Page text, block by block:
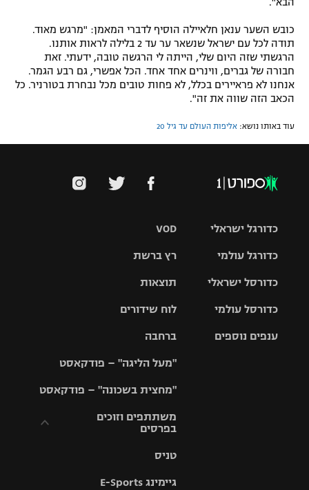
כובש השער ענאן חלאיילה הוסיף לדברי המאמן: "מרגש מאוד.
תודה לכל עם ישראל שנשאר ער עד 2 בלילה לראות אותנו.
הרגשתי שזה היום שלי, הייתה לי הרגשה טובה, ידעתי. זאת
חבורה של גברים, ווינרים אחד אחד. הכל אפשרי, גם רבע הגמר.
אנחנו לא פראיירים בכלל, לא פחות טובים מכל נבחרת בטורניר. כל
הכאב הזה שווה את זה".
עוד באותו נושא: אליפות העולם עד גיל 20
VOD
רץ ברשת
תוצאות
לוח שידורים
ברחבה
"מעל הליגה" – פודקאסט
"מחצית בשכונה" – פודקאסט
משתתפים וזוכים
בפרסים
וזוכים בפרסים
טניס
גיימינג E-Sports
כדורגל ישראלי
גביע הטוטו
כדורגל עולמי
האלופות
ליגה
כדורסל ישראלי
סל
כדורסל עולמי
ענפים נוספים